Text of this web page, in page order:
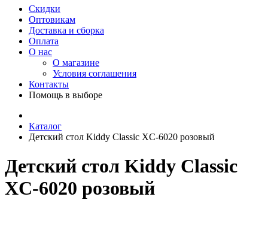
Скидки
Оптовикам
Доставка и сборка
Оплата
О нас
О магазине
Условия соглашения
Контакты
Помощь в выборе
Каталог
Детский стол Kiddy Classic XC-6020 розовый
Детский стол Kiddy Classic
XC-6020 розовый